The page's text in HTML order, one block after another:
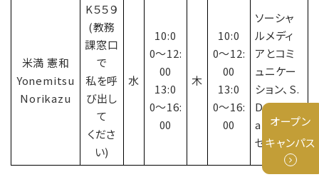
米満 憲和
Yonemitsu
Norikazu
K５５９
(教務
課窓口
で
私を呼
び出し
て
くださ
い)
水
10:0
0〜12:
00
13:0
0〜16:
00
木
10:0
0〜12:
00
13:0
0〜16:
00
ソーシャ
ルメディ
アとコミ
ュニケー
ション、S.
D.Semin
ar、基礎
ゼミ
オープン
キャンパス